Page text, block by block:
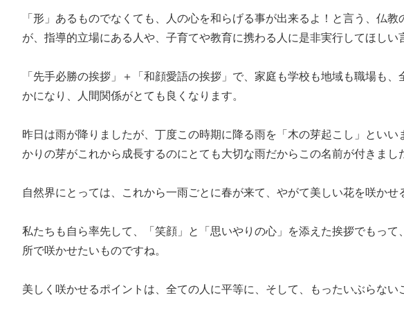
「形」あるものでなくても、人の心を和らげる事が出来るよ！と言う、仏教
が、指導的立場にある人や、子育てや教育に携わる人に是非実行してほしい
「先手必勝の挨拶」＋「和顔愛語の挨拶」で、家庭も学校も地域も職場も
かになり、人間関係がとても良くなります。
昨日は雨が降りましたが、丁度この時期に降る雨を「木の芽起こし」といい
かりの芽がこれから成長するのにとても大切な雨だからこの名前が付きまし
自然界にとっては、これから一雨ごとに春が来て、やがて美しい花を咲かせ
私たちも自ら率先して、「笑顔」と「思いやりの心」を添えた挨拶でもって
所で咲かせたいものですね。
美しく咲かせるポイントは、全ての人に平等に、そして、もったいぶらない